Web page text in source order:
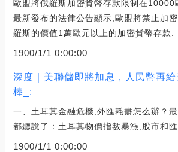
歐盟將俄羅斯加密貨幣存款限制在10000
最新發布的法律公告顯示,歐盟將禁止加
羅斯的價值1萬歐元以上的加密貨幣存款.
1900/1/1 0:00:00
深度｜美聯儲即將加息，人民幣再
棒_:
一、土耳其金融危機,外匯耗盡怎么辦？
都聽說了：土耳其物價指數暴漲,股市和
1900/1/1 0:00:00